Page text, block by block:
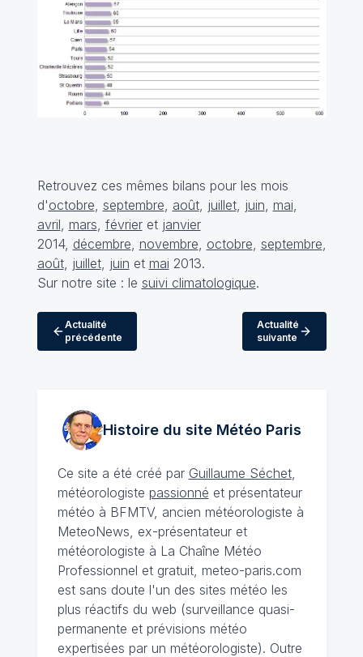
Retrouvez ces mêmes bilans pour les mois
d'octobre septembre août, juillet, juin mai
avril mars févrieret janvier
2014, décembre novembre octobre septembre
août, juillet, juin et mai 2013.
Sur notre site : le suivi climatologique.
Actualité
précédente
Actualité
suivante
Histoire du site MétéoParis
Ce site a été créé par Guillaume Séchet,
météorologiste passionné et présentateur
météo à BFMTV, ancien météorologiste à
MeteoNews, ex-présentateur et
météorologiste à La Chaîne Météo
Professionnel et gratuit, meteo-paris.com
est sans doute l'un des sites météo les
plus réactifs du web (surveillance quasi-
permanente et prévisions météo
expertisées par un météorologiste). Outre